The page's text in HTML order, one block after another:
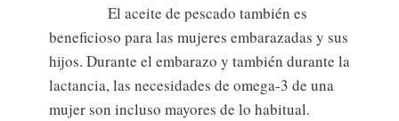
El aceite de pescado también es
beneficioso para las mujeres embarazadas y sus
hijos. Durante el embarazo y también durante la
lactancia, las necesidades de omega-3 de una
mujer son incluso mayores de lo habitual.